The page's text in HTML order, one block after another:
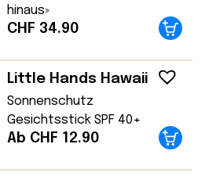
hinaus»
CHF 34.90
Little Hands Hawaii
Sonnenschutz
Gesichtsstick SPF 40+
Ab CHF 12.90